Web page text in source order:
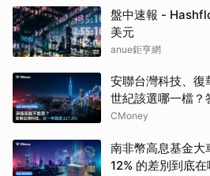
盤中速報 -
美元
anue鉅亨網
安聯台灣科技、復
世紀該選哪一檔
CMoney
南非幣高息基金大
12% 的差別到底在